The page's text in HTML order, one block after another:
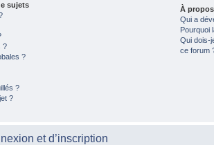
sujets
?
?
?
?
À
Qui a
Pourquoi
Qui dois-
ce forum
et d’inscription